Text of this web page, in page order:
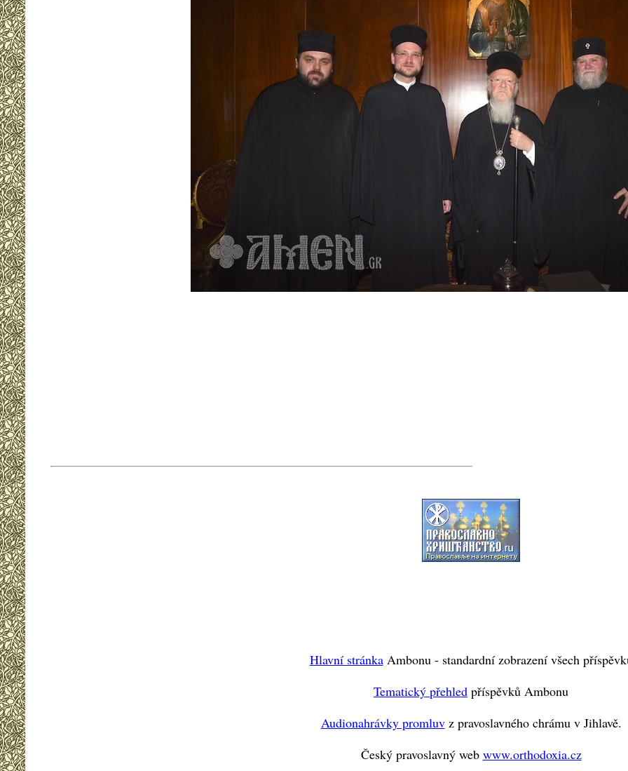
Hlavní stránkaAmbonu - standardní zobrazení všech
Tematický přehled příspěvků Ambonu
Audionahrávky promluvz pravoslavného chrámu v Jihlavě.
Český pravoslavný web www.orthodoxia.cz